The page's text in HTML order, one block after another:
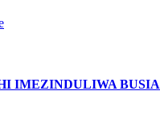
IMEZINDULIWA BUSIA